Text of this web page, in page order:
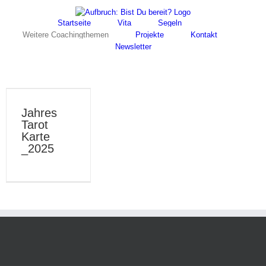
Startseite
Vita
Segeln
Weitere Coachingthemen
Projekte
Kontakt
Newsletter
Jahres
Tarot
Karte
_2025